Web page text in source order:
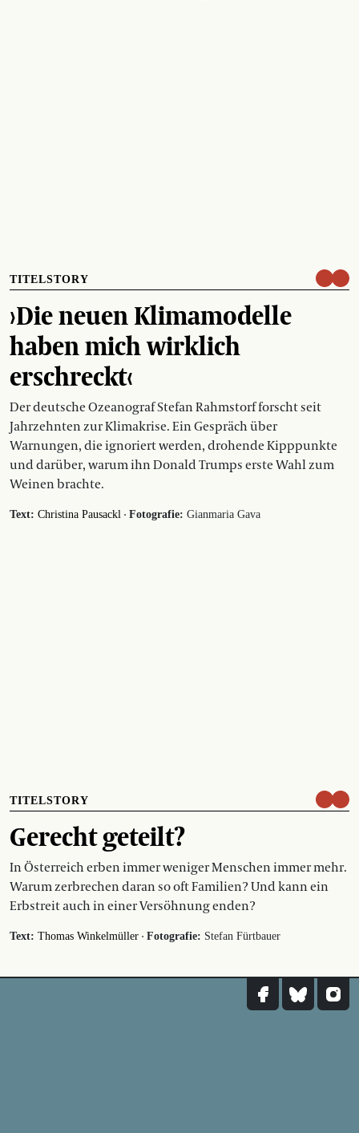
TITELSTORY
›Die neuen Klimamodelle
haben mich wirklich
erschreckt‹
Der deutsche Ozeanograf Stefan Rahmstorf forscht seit
Jahrzehnten zur Klimakrise. Ein Gespräch über
Warnungen, die ignoriert werden, drohende Kipppunkte
und darüber, warum ihn Donald Trumps erste Wahl zum
Weinen brachte.
Text: Christina Pausackl · Fotografie: Gianmaria Gava
TITELSTORY
Gerecht geteilt?
In Österreich erben immer weniger Menschen immer mehr.
Warum zerbrechen daran so oft Familien? Und kann ein
Erbstreit auch in einer Versöhnung enden?
Text: Thomas Winkelmüller · Fotografie: Stefan Fürtbauer